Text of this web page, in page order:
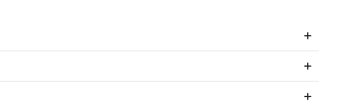
å sette i gang med arbeidet med å trimme hekker og busker, selv i